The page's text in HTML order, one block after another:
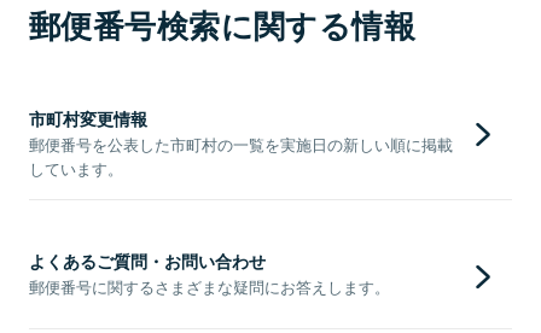
郵便番号検索に関する情報
市町村変更情報
郵便番号を公表した市町村の一覧を実施日の新しい順に掲載
しています。
よくあるご質問・お問い合わせ
郵便番号に関するさまざまな疑問にお答えします。